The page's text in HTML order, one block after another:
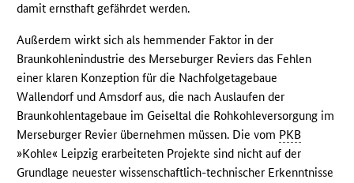
damit ernsthaft gefährdet werden.
Außerdem wirkt sich als hemmender Faktor in der
Braunkohlenindustrie des Merseburger Reviers das Fehlen
einer klaren Konzeption für die Nachfolgetagebaue
Wallendorf und Amsdorf aus, die nach Auslaufen der
Braunkohlentagebaue im Geiseltal die Rohkohleversorgung im
Merseburger Revier übernehmen müssen. Die vom PKB
»Kohle« Leipzig erarbeiteten Projekte sind nicht auf der
Grundlage neuester wissenschaftlich-technischer Erkenntnisse